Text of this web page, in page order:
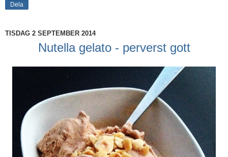
Dela
TISDAG 2 SEPTEMBER 2014
Nutella gelato - perverst gott